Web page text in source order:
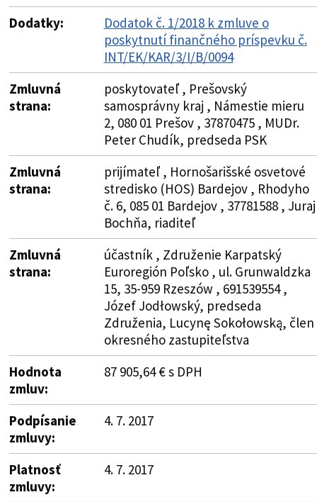
Dodatky:
Dodatok č. 1/2018 k zmluve o
poskytnutí finančného príspevku č.
INT/EK/KAR/3/I/B/0094
Zmluvná
strana:
poskytovateľ , Prešovský
samosprávny kraj , Námestie mieru
2, 080 01 Prešov , 37870475 , MUDr.
Peter Chudík, predseda PSK
Zmluvná
strana:
prijímateľ , Hornošarišské osvetové
stredisko (HOS) Bardejov , Rhodyho
č. 6, 085 01 Bardejov , 37781588 , Juraj
Bochňa, riaditeľ
Zmluvná
strana:
účastník , Združenie Karpatský
Euroregión Poľsko , ul. Grunwaldzka
15, 35-959 Rzeszów , 691539554 ,
Józef Jodłowský, predseda
Združenia, Lucynę Sokołowską, člen
okresného zastupiteľstva
Hodnota
zmluv:
87 905,64 € s DPH
Podpísanie
zmluvy:
4. 7. 2017
Platnosť
zmluvy:
4. 7. 2017